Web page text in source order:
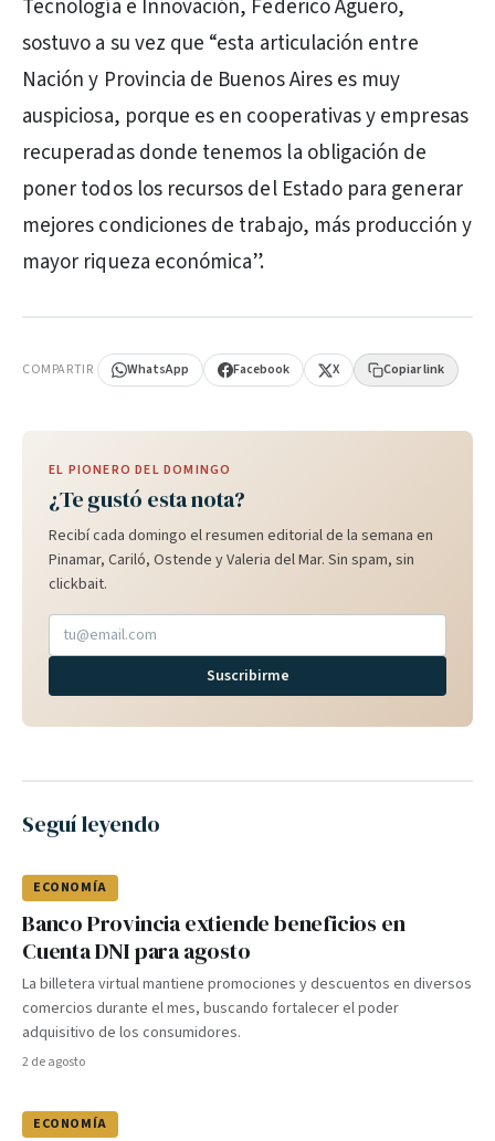
Tecnología e Innovación, Federico Agüero,
sostuvo a su vez que “esta articulación entre
Nación y Provincia de Buenos Aires es muy
auspiciosa, porque es en cooperativas y empresas
recuperadas donde tenemos la obligación de
poner todos los recursos del Estado para generar
mejores condiciones de trabajo, más producción y
mayor riqueza económica”.
COMPARTIR WhatsApp Facebook X Copiar link
EL PIONERO DEL DOMINGO
¿Te gustó esta nota?
Recibí cada domingo el resumen editorial de la semana en
Pinamar, Cariló, Ostende y Valeria del Mar. Sin spam, sin
clickbait.
Suscribirme
Seguí leyendo
ECONOMÍA
Banco Provincia extiende beneficios en
Cuenta DNI para agosto
La billetera virtual mantiene promociones y descuentos en diversos
comercios durante el mes, buscando fortalecer el poder
adquisitivo de los consumidores.
2 de agosto
ECONOMÍA